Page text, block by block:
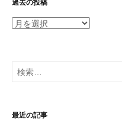
過去の投稿
過
投
稿
検
索:
最近の記事